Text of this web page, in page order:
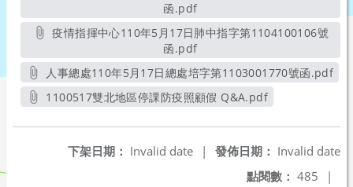
函.pdf另開新視窗
疫情指揮中心110年5月17日肺中指字第1104100106號
函.pdf另開新視窗
人事總處110年5月17日總處培字第1103001770號函.pdf
另開新視窗
1100517雙北地區停課防疫照顧假 Q&A.pdf
發佈日期： Invalid date
下架日期： Invalid date
|
點閱數： 485 |